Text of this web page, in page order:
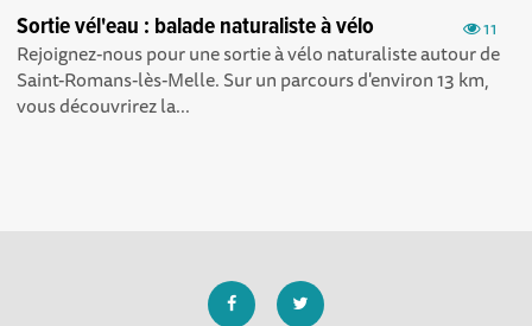
11
Sortie vél'eau : balade naturaliste à vélo
Rejoignez-nous pour une sortie à vélo naturaliste autour de
Saint-Romans-lès-Melle. Sur un parcours d'environ 13 km,
vous découvrirez la...